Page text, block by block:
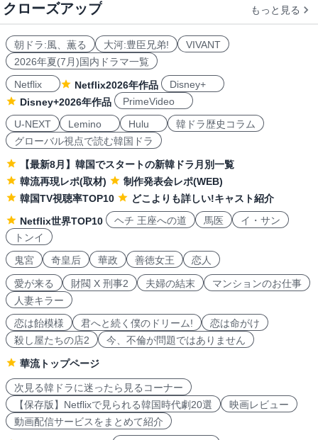
クローズアップ もっと見る
朝ドラ:風、薫る 大河:豊臣兄弟!
VIVANT
2026年夏(7月)国内ドラマ一覧
Netflix
Netflix2026年作品
Disney+
Disney+2026年作品
PrimeVideo
U-NEXT
Lemino Hulu
韓ドラ歴史コラム
グローバル視点で読む韓国ドラ
【最新8月】韓国でスタートの新韓ドラ月別一覧
韓流再現レポ(取材)
制作発表会レポ(WEB)
韓国TV視聴率TOP10
どこよりも詳しい!キャスト紹介
Netflix世界TOP10
ヘチ 王座への道 馬医
イ・サン
トンイ
鬼宮
奇皇后 華政 善徳女王 恋人
愛が来る 財閥 X 刑事2 夫婦の結末
マンションのお仕事
人妻キラー
恋は飴模様
君へと続く僕のドリーム!
恋は命がけ
殺し屋たちの店2
今、不倫が問題ではありません
華流トップページ
次見る韓ドラに迷ったら見るコーナー
【保存版】Netflixで見られる韓国時代劇20選
映画レビュー
動画配信サービスをまとめて紹介